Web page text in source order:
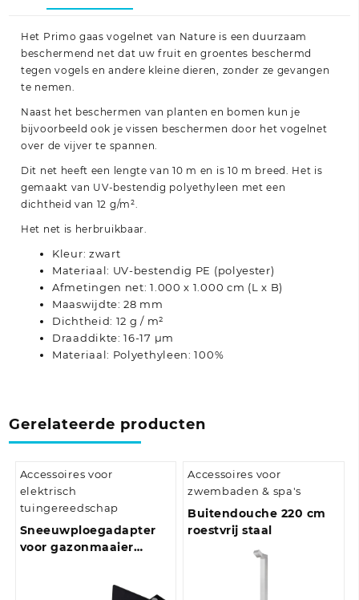
Het Primo gaas vogelnet van Nature is een duurzaam
beschermend net dat uw fruit en groentes beschermd
tegen vogels en andere kleine dieren, zonder ze gevangen
te nemen.
Naast het beschermen van planten en bomen kun je
bijvoorbeeld ook je vissen beschermen door het vogelnet
over de vijver te spannen.
Dit net heeft een lengte van 10 m en is 10 m breed. Het is
gemaakt van UV-bestendig polyethyleen met een
dichtheid van 12 g/m².
Het net is herbruikbaar.
Kleur: zwart
Materiaal: UV-bestendig PE (polyester)
Afmetingen net: 1.000 x 1.000 cm (L x B)
Maaswijdte: 28 mm
Dichtheid: 12 g / m²
Draaddikte: 16-17 μm
Materiaal: Polyethyleen: 100%
Gerelateerde producten
Accessoires voor
elektrisch
tuingereedschap
Sneeuwploegadapter
voor gazonmaaier
Accessoires voor
zwembaden & spa's
Buitendouche 220 cm
roestvrij staal